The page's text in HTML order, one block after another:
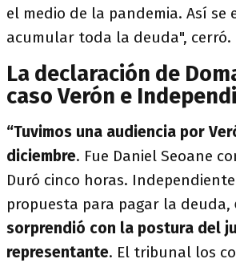
el medio de la pandemia. Así se
acumular toda la deuda", cerró.
La declaración de
caso Verón e
“Tuvimos una audiencia por
diciembre. Fue Daniel Seoane
Duró cinco horas.
propuesta para pagar la deuda,
sorprendió con la postura del
representante. El tribunal los